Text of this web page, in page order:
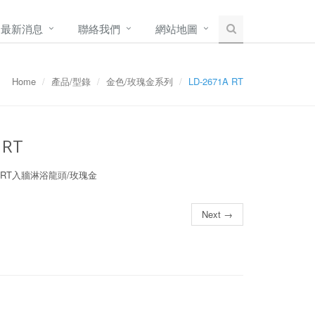
最新消息 聯絡我們 網站地圖
Home 產品/型錄 金色/玫瑰金系列 LD-2671A RT
入牆淋浴龍頭/玫瑰金
Next →